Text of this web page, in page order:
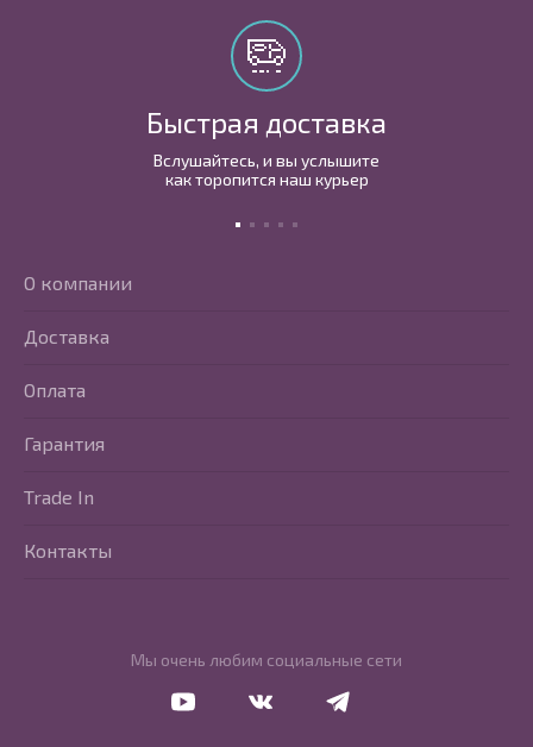
Быстрая доставка
Вслушайтесь, и вы услышите
как торопится наш курьер
Мы очень любим социальные сети
О компании
Доставка
Оплата
Гарантия
Trade In
Контакты